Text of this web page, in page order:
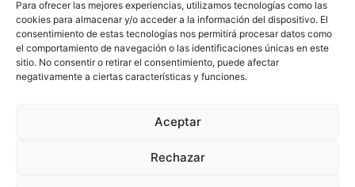
Para ofrecer las mejores experiencias, utilizamos tecnologías como las
cookies para almacenar y/o acceder a la información del dispositivo. El
consentimiento de estas tecnologías nos permitirá procesar datos como
el comportamiento de navegación o las identificaciones únicas en este
sitio. No consentir o retirar el consentimiento, puede afectar
negativamente a ciertas características y funciones.
Aceptar
Rechazar
Denominación del proyecto, Feria Internacional
Construmat 2025, 20 al 22 de mayo de 2025,
ACOGIDO AL DECRETO 141/2022 DE 30 DE
NOVIEMBRE, con una inversión de 5.850,00 €.